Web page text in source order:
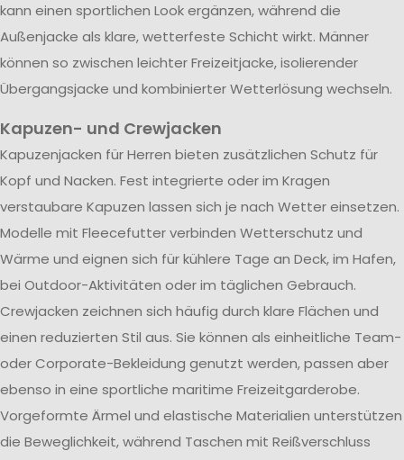
kann einen sportlichen Look ergänzen, während die
Außenjacke als klare, wetterfeste Schicht wirkt. Männer
können so zwischen leichter Freizeitjacke, isolierender
Übergangsjacke und kombinierter Wetterlösung wechseln.
Kapuzen- und Crewjacken
Kapuzenjacken für Herren bieten zusätzlichen Schutz für
Kopf und Nacken. Fest integrierte oder im Kragen
verstaubare Kapuzen lassen sich je nach Wetter einsetzen.
Modelle mit Fleecefutter verbinden Wetterschutz und
Wärme und eignen sich für kühlere Tage an Deck, im Hafen,
bei Outdoor-Aktivitäten oder im täglichen Gebrauch.
Crewjacken zeichnen sich häufig durch klare Flächen und
einen reduzierten Stil aus. Sie können als einheitliche Team-
oder Corporate-Bekleidung genutzt werden, passen aber
ebenso in eine sportliche maritime Freizeitgarderobe.
Vorgeformte Ärmel und elastische Materialien unterstützen
die Beweglichkeit, während Taschen mit Reißverschluss